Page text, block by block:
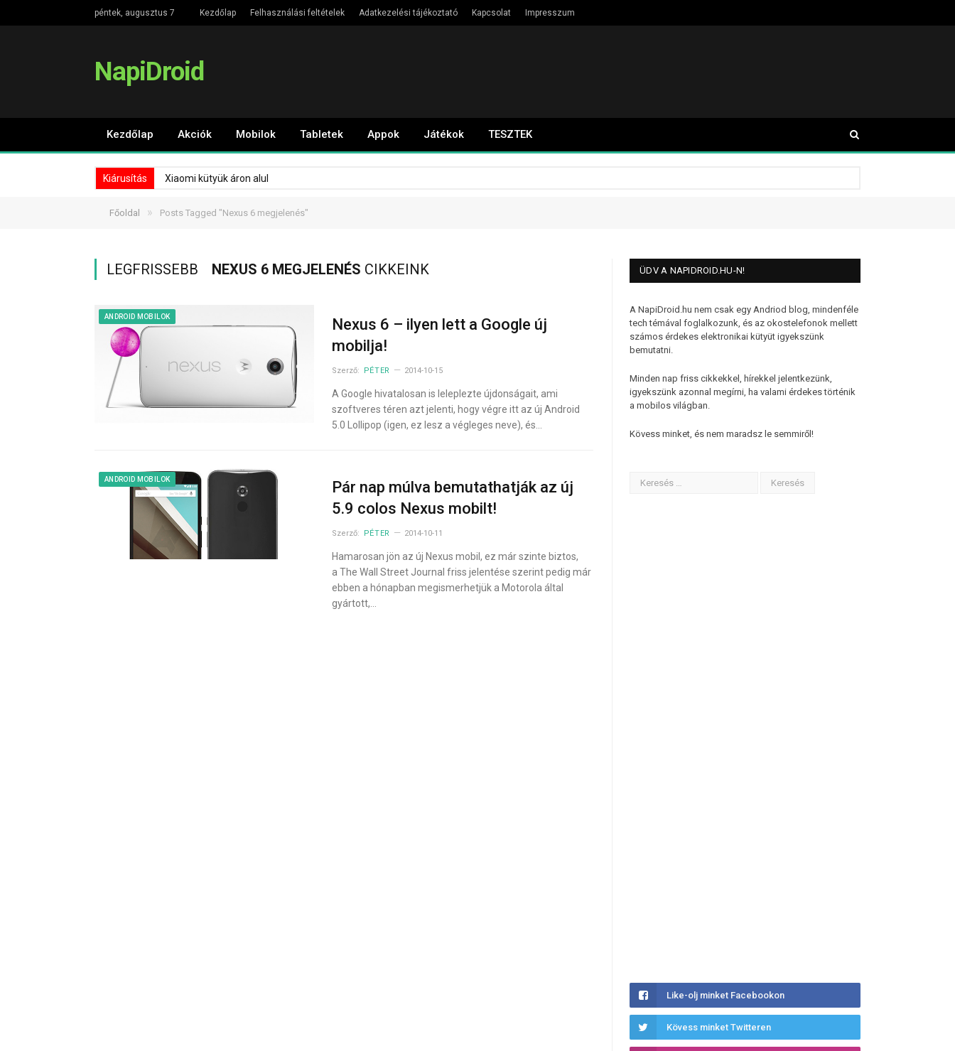
péntek, augusztus 7 Kezdőlap Felhasználási feltételek Adatkezelési tájékoztató Kapcsolat Impresszum
NapiDroid
Kezdőlap Akciók Mobilok Tabletek Appok Játékok TESZTEK
Kiárusítás Xiaomi kütyük áron alul
Főoldal » Posts Tagged "Nexus 6 megjelenés"
LEGFRISSEBB NEXUS 6 MEGJELENÉS CIKKEINK
ANDROID MOBILOK
Nexus 6 – ilyen lett a Google új
mobilja!
Szerző: PÉTER 2014-10-15
A Google hivatalosan is leleplezte újdonságait, ami
szoftveres téren azt jelenti, hogy végre itt az új Android
5.0 Lollipop (igen, ez lesz a végleges neve), és…
ANDROID MOBILOK
Pár nap múlva bemutathatják az új
5.9 colos Nexus mobilt!
Szerző: PÉTER 2014-10-11
Hamarosan jön az új Nexus mobil, ez már szinte biztos,
a The Wall Street Journal friss jelentése szerint pedig már
ebben a hónapban megismerhetjük a Motorola által
gyártott,…
ÜDV A NAPIDROID.HU-N!
A NapiDroid.hu nem csak egy Andriod blog, mindenféle
tech témával foglalkozunk, és az okostelefonok mellett
számos érdekes elektronikai kütyüt igyekszünk
bemutatni.
Minden nap friss cikkekkel, hírekkel jelentkezünk,
igyekszünk azonnal megírni, ha valami érdekes történik
a mobilos világban.
Kövess minket, és nem maradsz le semmiről!
Like-olj minket Facebookon
Kövess minket Twitteren